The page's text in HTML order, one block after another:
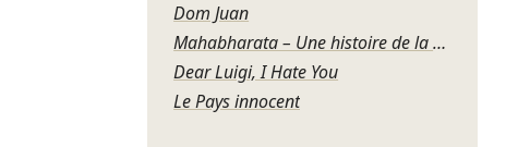
Dom Juan
Mahabharata – Une histoire de la violence
Dear Luigi, I Hate You
Le Pays innocent